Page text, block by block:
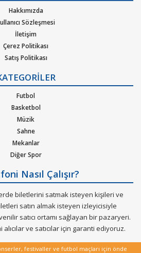
Hakkımızda
Sözleşmesi
İletişim
Çerez Politikası
Satış Politikası
Ağırlama
Nasıl Çalışır
Bilet Tipi ve Teslimat
Üyelik Doğrulama
Sık Sorulan Sorular
Futbol
Basketbol
Müzik
Sahne
Mekanlar
Diğer Spor
Nasıl Çalışır?
biletlerini satmak isteyen kişileri ve
satın almak isteyen izleyicisiyle
satıcı ortamı sağlayan bir pazaryeri.
ve satıcılar için garanti ediyoruz.
festivaller ve futbol maçları için önde